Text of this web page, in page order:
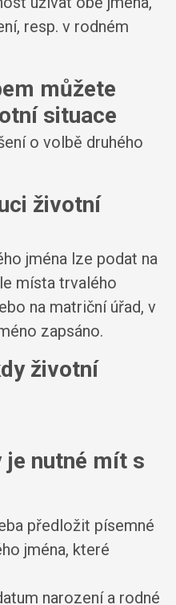
resp. v rodném
můžete
situace
o volbě druhého
životní
jména lze podat na
místa trvalého
na matriční úřad, v
zapsáno.
životní
je nutné mít s
předložit písemné
jména, které
narození a rodné